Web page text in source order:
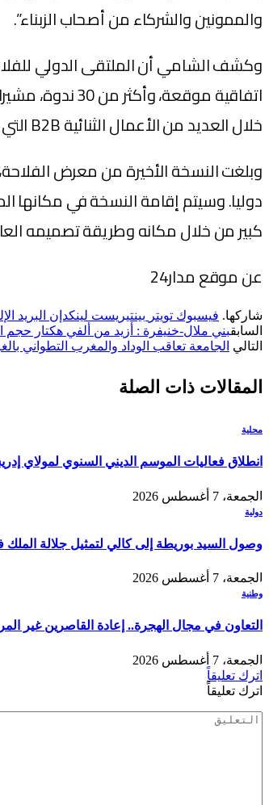
والممونين والشركاء من أصحاب الزبناء”.
اتفاقية
خلال العديد من الأعمال الثنائية B2B التي أتاحها، وكذا توقيع عدد من الاتفاقيات والشراكات.
دوليا. وسيتم إقامة النسخة في مكانها
كبير من خلال مكانه وطريقة تصميمه
عن موقع مدار24
شاركها. فيسبوك تويتر بينتيريست لينكدإن البريد
السابقبني ملال-خنيفرة : أزيد من ألفي هكتار
التالي الجامعة تعاقب الوداد والمغرب التطواني
المقالات ذات الصلة
محلية
انطلاق فعاليات الموسم الديني السنوي لمولاي
الجمعة، 7 أغسطس 2026
دولية
وصول السيد بوريطة إلى كالي لتمثيل جلالة
الجمعة، 7 أغسطس 2026
وطنية
التعاون في مجال الهجرة.. إعادة القاصرين غير
الجمعة، 7 أغسطس 2026
اترك تعليقاً
اترك تعليقاً